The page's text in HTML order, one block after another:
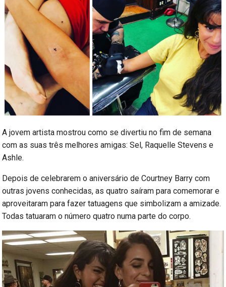
A jovem artista mostrou como se divertiu no fim de semana
com as suas três melhores amigas: Sel, Raquelle Stevens e
Ashle.
Depois de celebrarem o aniversário de Courtney Barry com
outras jovens conhecidas, as quatro saíram para comemorar e
aproveitaram para fazer tatuagens que simbolizam a amizade.
Todas tatuaram o número quatro numa parte do corpo.